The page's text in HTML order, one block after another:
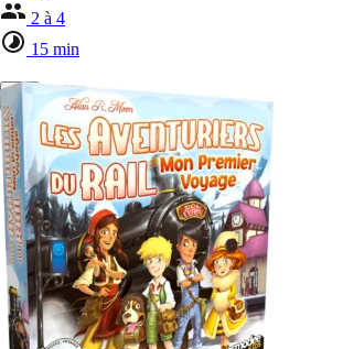
2 à 4
15 min